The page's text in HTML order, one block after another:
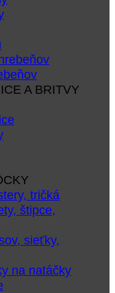
A BRITVY
tričká
štipce,
sieťky,
na natáčky